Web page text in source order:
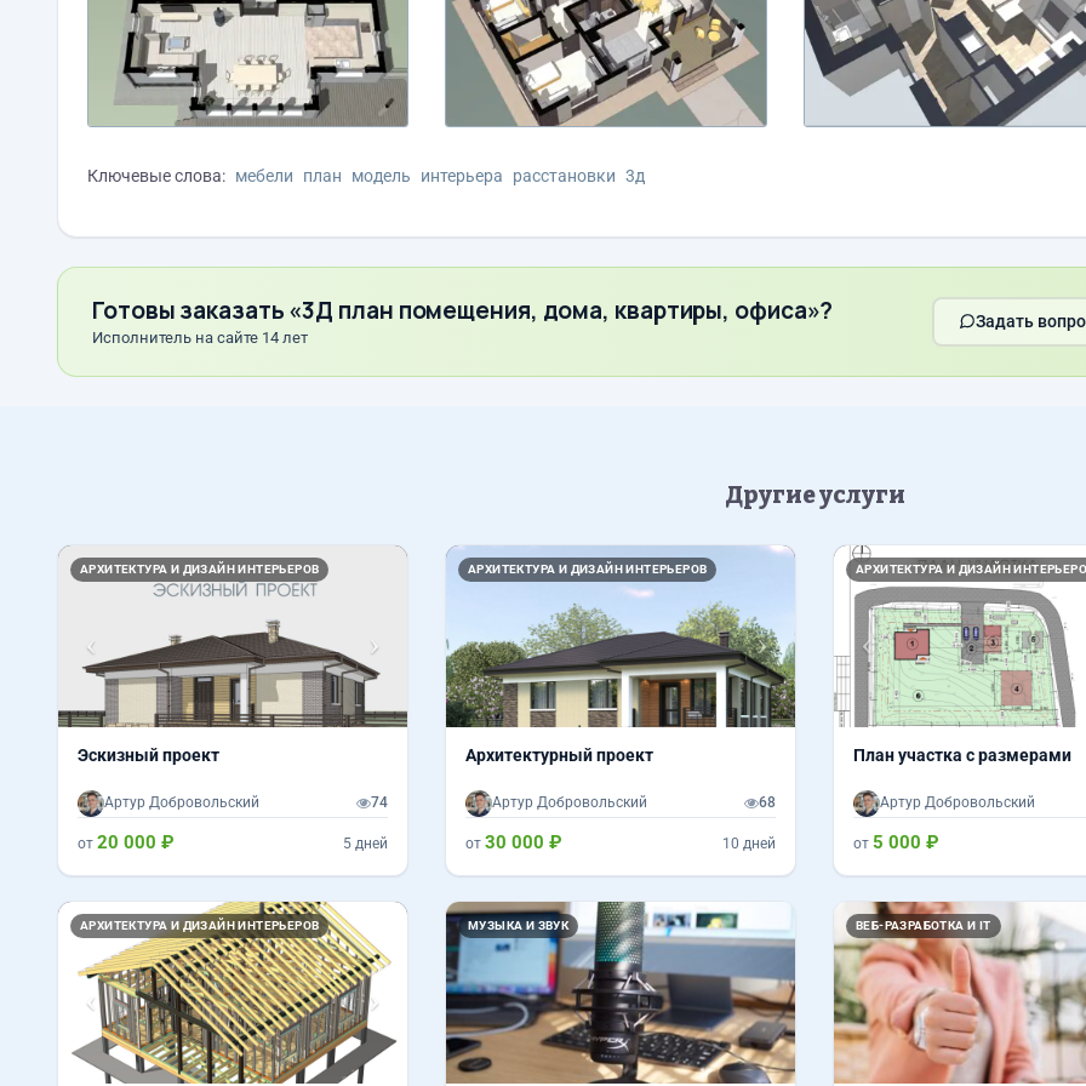
Ключевые слова: мебели план модель интерьера расстановки 3д
Готовы заказать «3Д план помещения, дома, квартиры, офиса»?
Исполнитель на сайте 14 лет
Задать
Другие услуги
АРХИТЕКТУРА И ДИЗАЙН ИНТЕРЬЕРОВ
Назад Вперед
Эскизный проект
Артур Добровольский 74
от 20 000 ₽ 5 дней
АРХИТЕКТУРА И ДИЗАЙН ИНТЕРЬЕРОВ
Назад Вперед
Архитектурный проект
Артур Добровольский 68
от 30 000 ₽ 10 дней
АРХИТЕКТУРА И ДИЗАЙН
Назад
План участка с размерами
Артур Добровольский
от 5 000 ₽
АРХИТЕКТУРА И ДИЗАЙН ИНТЕРЬЕРОВ
Назад Вперед МУЗЫКА И ЗВУК ВЕБ-РАЗРАБОТКА И IT